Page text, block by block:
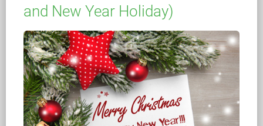
and New Year Holiday)